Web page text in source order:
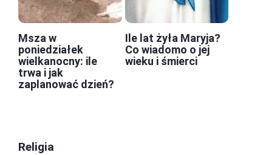
Msza w
poniedziałek
wielkanocny: ile
trwa i jak
zaplanować dzień?
Ile lat żyła Maryja?
Co wiadomo o jej
wieku i śmierci
Religia